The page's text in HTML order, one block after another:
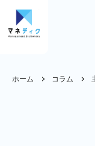
ホーム コラム